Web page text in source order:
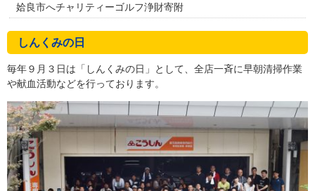
姶良市へチャリティーゴルフ浄財寄附
しんくみの日
毎年９月３日は「しんくみの日」として、全店一斉に早朝清掃作業
や献血活動などを行っております。